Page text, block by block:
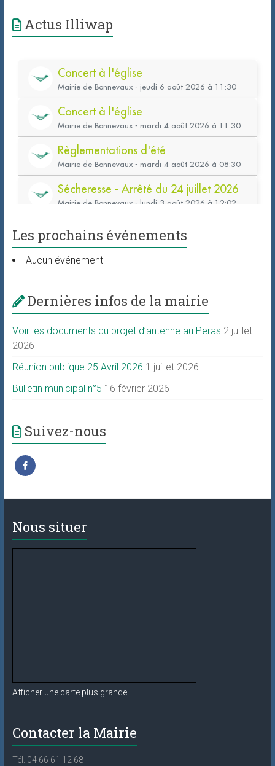
Actus Illiwap
Les prochains événements
Aucun événement
Dernières infos de la mairie
Voir les documents du projet d’antenne au Peras 2 juillet
2026
Réunion publique 25 Avril 2026 1 juillet 2026
Bulletin municipal n°5 16 février 2026
Suivez-nous
Nous situer
Afficher une carte plus grande
Contacter la Mairie
Tél. 04 66 61 12 68